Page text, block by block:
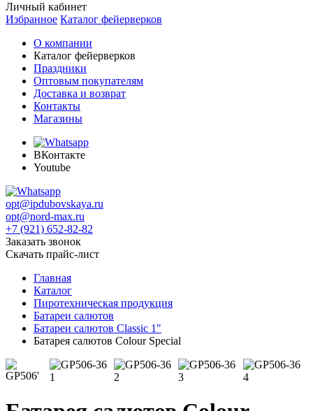
Личный кабинет
Избранное Каталог фейерверков
О компании
Каталог фейерверков
Праздники
Оптовым покупателям
Доставка и возврат
Контакты
Магазины
ВКонтакте
Youtube
opt@ipdubovskaya.ru
opt@nord-max.ru
+7 (921) 652-82-82
Заказать звонок
Скачать прайс-лист
Главная
Каталог
Пиротехническая продукция
Батареи салютов
Батареи салютов Classic 1"
Батарея салютов Colour Special